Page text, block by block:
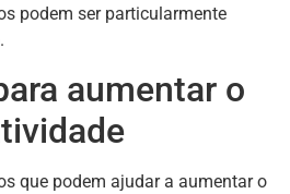
podem ser particularmente
aumentar o
que podem ajudar a aumentar o